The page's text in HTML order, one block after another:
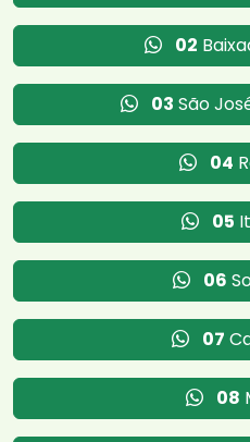
02
03 São
04
05
06
07
08